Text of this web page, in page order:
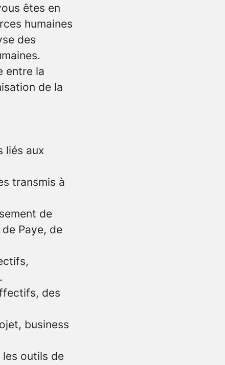
êtes en
humaines
des
entre la
de la
liés aux
transmis à
de
Paye, de
des
business
outils de